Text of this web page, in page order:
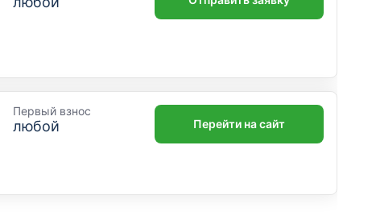
Первый взнос
любой Перейти на сайт